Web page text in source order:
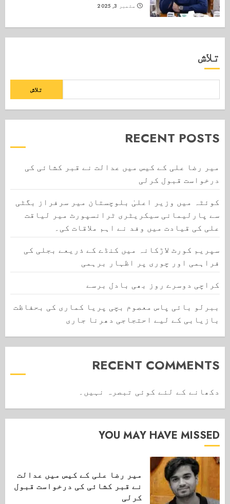
ستمبر 3, 2025
تلاش
تلاش
RECENT POSTS
میر رضا علی کے کیس میں عدالت نے قبر کشائی کی
درخواست قبول کرلی
کوئٹہ میں وزیر اعلیٰ بلوچستان میر سرفراز بگٹی
سے پارلیمانی سیکریٹری ٹرانسپورٹ میر لیاقت
علی کی قیادت میں وفد نے اہم ملاقات کی۔
سپریم کورٹ لاڑکانہ میں کنڈے کے ذریعے بجلی کی
فراہمی اور چوری پر اظہار برہمی
کراچی دوسرے روز بھی بادل برسے
ببرلو بائی پاس معصوم بچی پریا کماری کی بحفاظت
بازیابی کے لیے احتجاجی دھرنا جاری
RECENT COMMENTS
دکھانے کے لئے کوئی تبصرہ نہیں۔
YOU MAY HAVE MISSED
میر رضا علی کے کیس میں عدالت
نے قبر کشائی کی درخواست قبول
کرلی